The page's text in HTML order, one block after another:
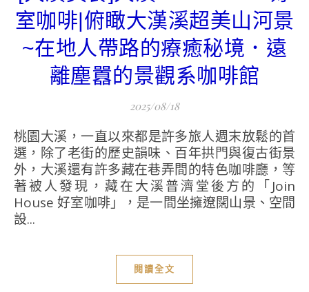
室咖啡|俯瞰大漢溪超美山河景
~在地人帶路的療癒秘境．遠
離塵囂的景觀系咖啡館
2025/08/18
桃園大溪，一直以來都是許多旅人週末放鬆的首
選，除了老街的歷史韻味、百年拱門與復古街景
外，大溪還有許多藏在巷弄間的特色咖啡廳，等
著被人發現，藏在大溪普濟堂後方的「Join
House 好室咖啡」，是一間坐擁遼闊山景、空間
設...
閱讀全文